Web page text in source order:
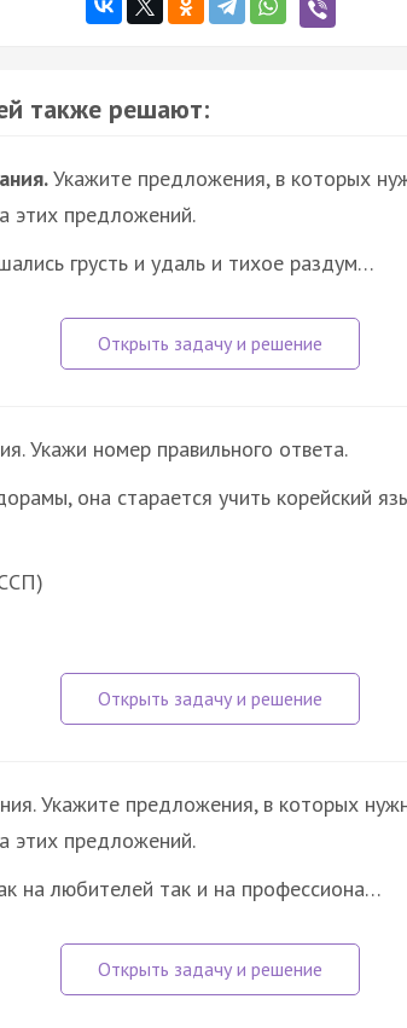
также решают:
Укажите предложения, в которых
этих предложений.
грусть и удаль и тихое раздум…
Укажи номер правильного ответа.
она старается учить корейский
Укажите предложения, в которых
этих предложений.
на любителей так и на профессиона…